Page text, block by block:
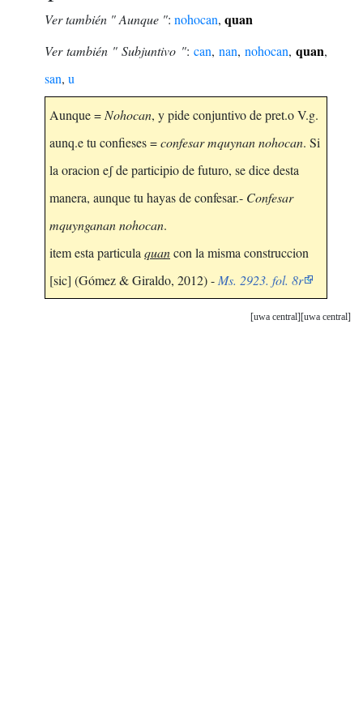
Ver también " Aunque ": nohocan, quan
Ver también " Subjuntivo ": can, nan,nohocan,quan,
san, u
Aunque = Nohocan, y pide conjuntivo de pret.o V.g.
aunq.e tu confieses =confesar mquynan nohocan. Si
la oracion eʃ de participio de futuro, se dice desta
manera, aunque tu hayas de confesar.- Confesar
mquynganan nohocan.
item esta particula quancon la misma construccion
[sic] (Gómez & Giraldo, 2012) - Ms. 2923. fol. 8r
uwa central
uwa central